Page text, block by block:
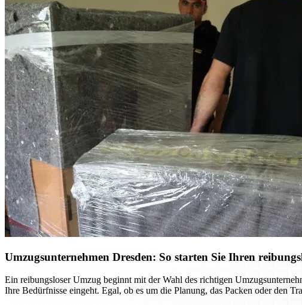
Umzugsunternehmen Dresden: So starten Sie Ihren
Ein reibungsloser Umzug beginnt mit der Wahl des richtigen
Ihre Bedürfnisse eingeht. Egal, ob es um die Planung, das Packen oder den